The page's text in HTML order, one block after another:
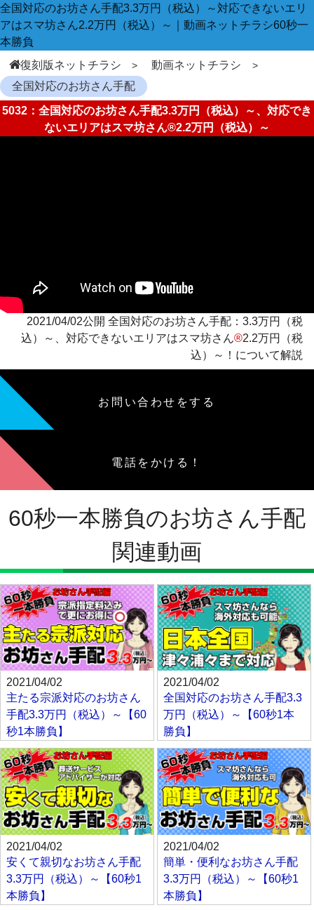
全国対応のお坊さん手配3.3万円（税込）～対応できないエリ
アはスマ坊さん2.2万円（税込）～｜動画ネットチラシ60秒一
本勝負
復刻版ネットチラシ
動画ネットチラシ
全国対応のお坊さん手配
5032：全国対応のお坊さん手配3.3万円（税込）～、対応でき
ないエリアはスマ坊さん®2.2万円（税込）～
2021/04/02公開 全国対応のお坊さん手配：3.3万円（税
込）～、対応できないエリアはスマ坊さん®2.2万円（税
込）～！について解説
お問い合わせをする
電話をかける！
60秒一本勝負のお坊さん手配
関連動画
2021/04/02
主たる宗派対応のお坊さん
手配3.3万円（税込）～【60
秒1本勝負】
2021/04/02
全国対応のお坊さん手配3.3
万円（税込）～【60秒1本
勝負】
2021/04/02
安くて親切なお坊さん手配
3.3万円（税込）～【60秒1
本勝負】
2021/04/02
簡単・便利なお坊さん手配
3.3万円（税込）～【60秒1
本勝負】